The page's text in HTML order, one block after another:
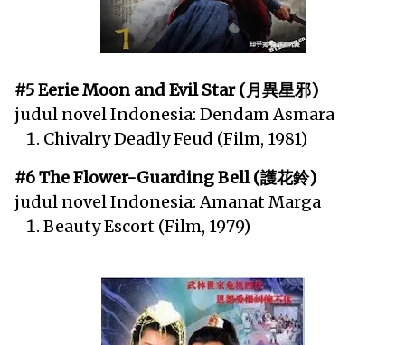
#5 Eerie Moon and Evil Star (月異星邪)
judul novel Indonesia: Dendam Asmara
Chivalry Deadly Feud (Film, 1981)
#6 The Flower-Guarding Bell (護花鈴)
judul novel Indonesia: Amanat Marga
Beauty Escort (Film, 1979)